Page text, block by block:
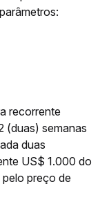
recorrente
(duas) semanas
duas
US$ 1.000 do
preço de